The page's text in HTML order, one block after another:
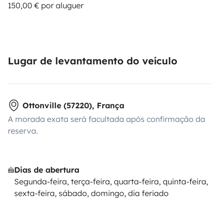
150,00 € por aluguer
Lugar de levantamento do veículo
Ottonville (57220), França
A morada exata será facultada após confirmação da
reserva.
Dias de abertura
Segunda-feira, terça-feira, quarta-feira, quinta-feira,
sexta-feira, sábado, domingo, dia feriado